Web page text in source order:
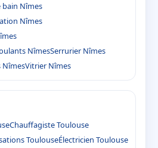
bain Nîmes
Nîmes
NîmesSerrurier Nîmes
NîmesVitrier Nîmes
Chauffagiste Toulouse
ToulouseÉlectricien Toulouse